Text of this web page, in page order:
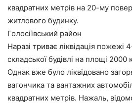
квадратних метрів на 20-му
житлового будинку.
Голосіївський район
Наразі триває ліквідація пожежі
складської будівлі на площі 2000
Однак вже було ліквідовано
вагончика та вантажних
квадратних метрів. Нажаль,